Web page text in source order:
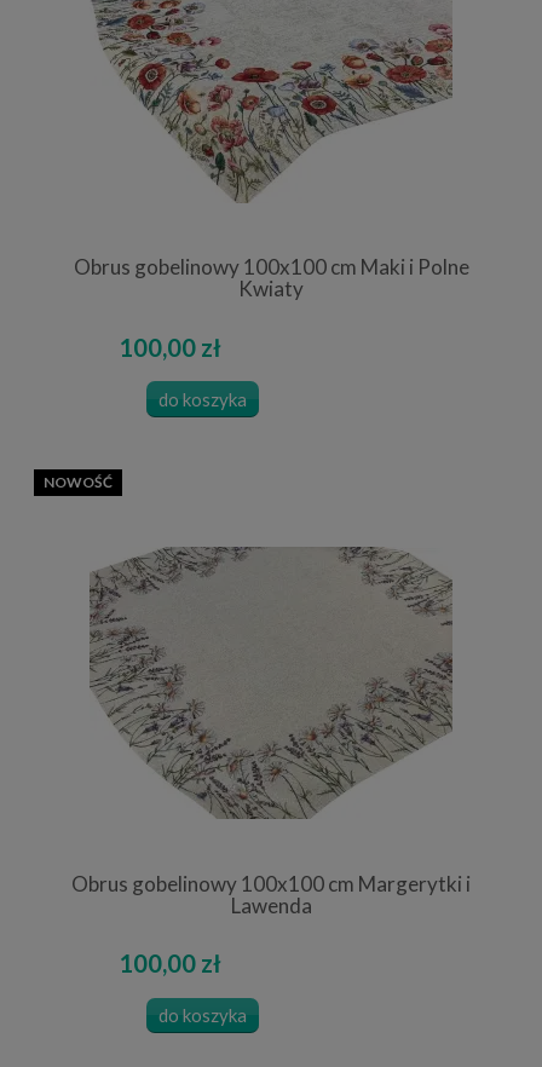
Obrus gobelinowy 100x100 cm Maki i Polne
Kwiaty
100,00 zł
do koszyka
Obrus gobelinowy 100x100 cm Margerytki i
Lawenda
100,00 zł
do koszyka
NOWOŚĆ